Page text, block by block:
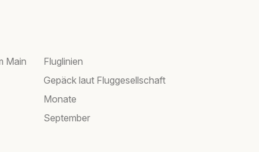
Main
Fluglinien
Gepäck laut Fluggesellschaft
Monate
September